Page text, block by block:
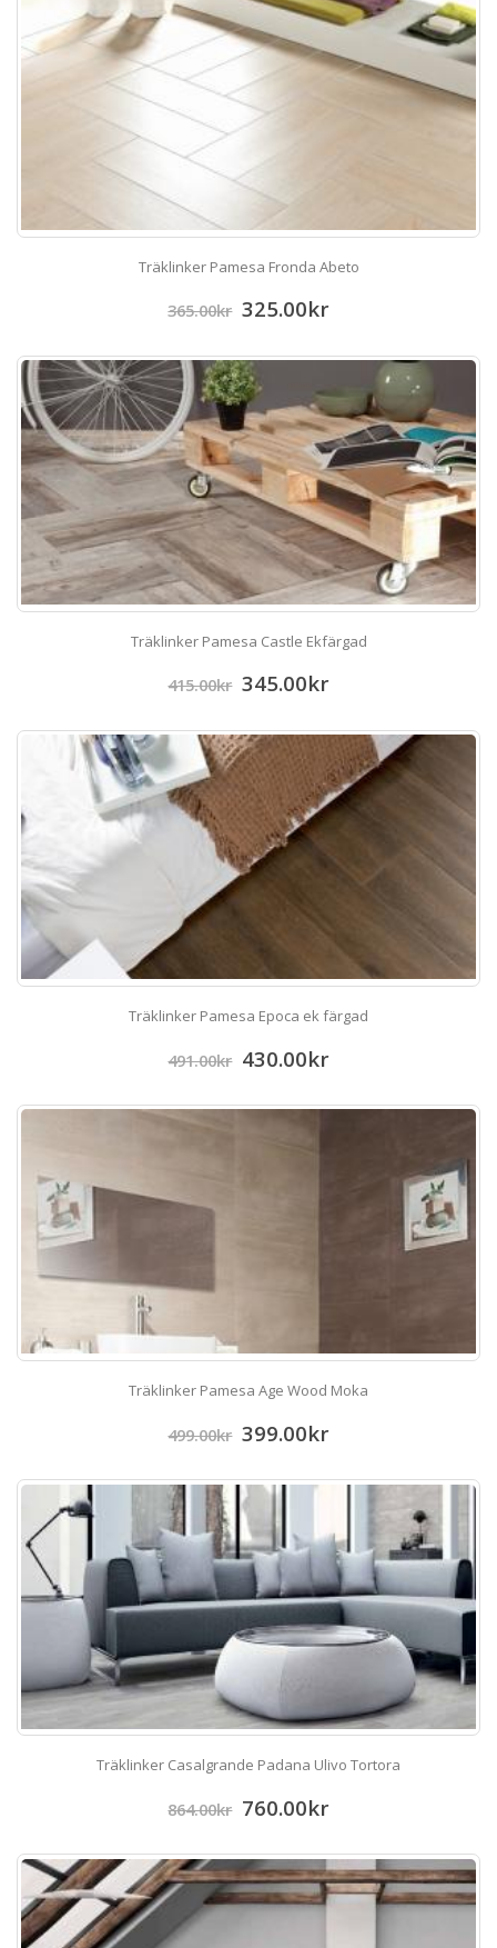
Träklinker Pamesa Fronda Abeto
365.00kr 325.00kr
Träklinker Pamesa Castle Ekfärgad
415.00kr 345.00kr
Träklinker Pamesa Epoca ek färgad
491.00kr 430.00kr
Träklinker Pamesa Age Wood Moka
499.00kr 399.00kr
Träklinker Casalgrande Padana Ulivo Tortora
864.00kr 760.00kr